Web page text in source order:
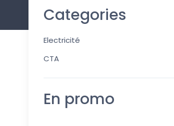
Categories
Electricité
CTA
En promo